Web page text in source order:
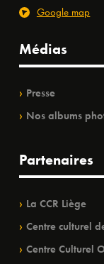
Google map
Médias
Presse
Nos albums
Partenaires
La CCR Liège
Centre culturel
Centre Culturel